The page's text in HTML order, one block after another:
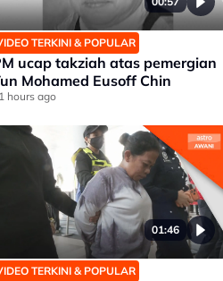
TERKINI & POPULAR
ucap takziah atas pemergian
Mohamed Eusoff Chin
hours ago
01:46
TERKINI & POPULAR